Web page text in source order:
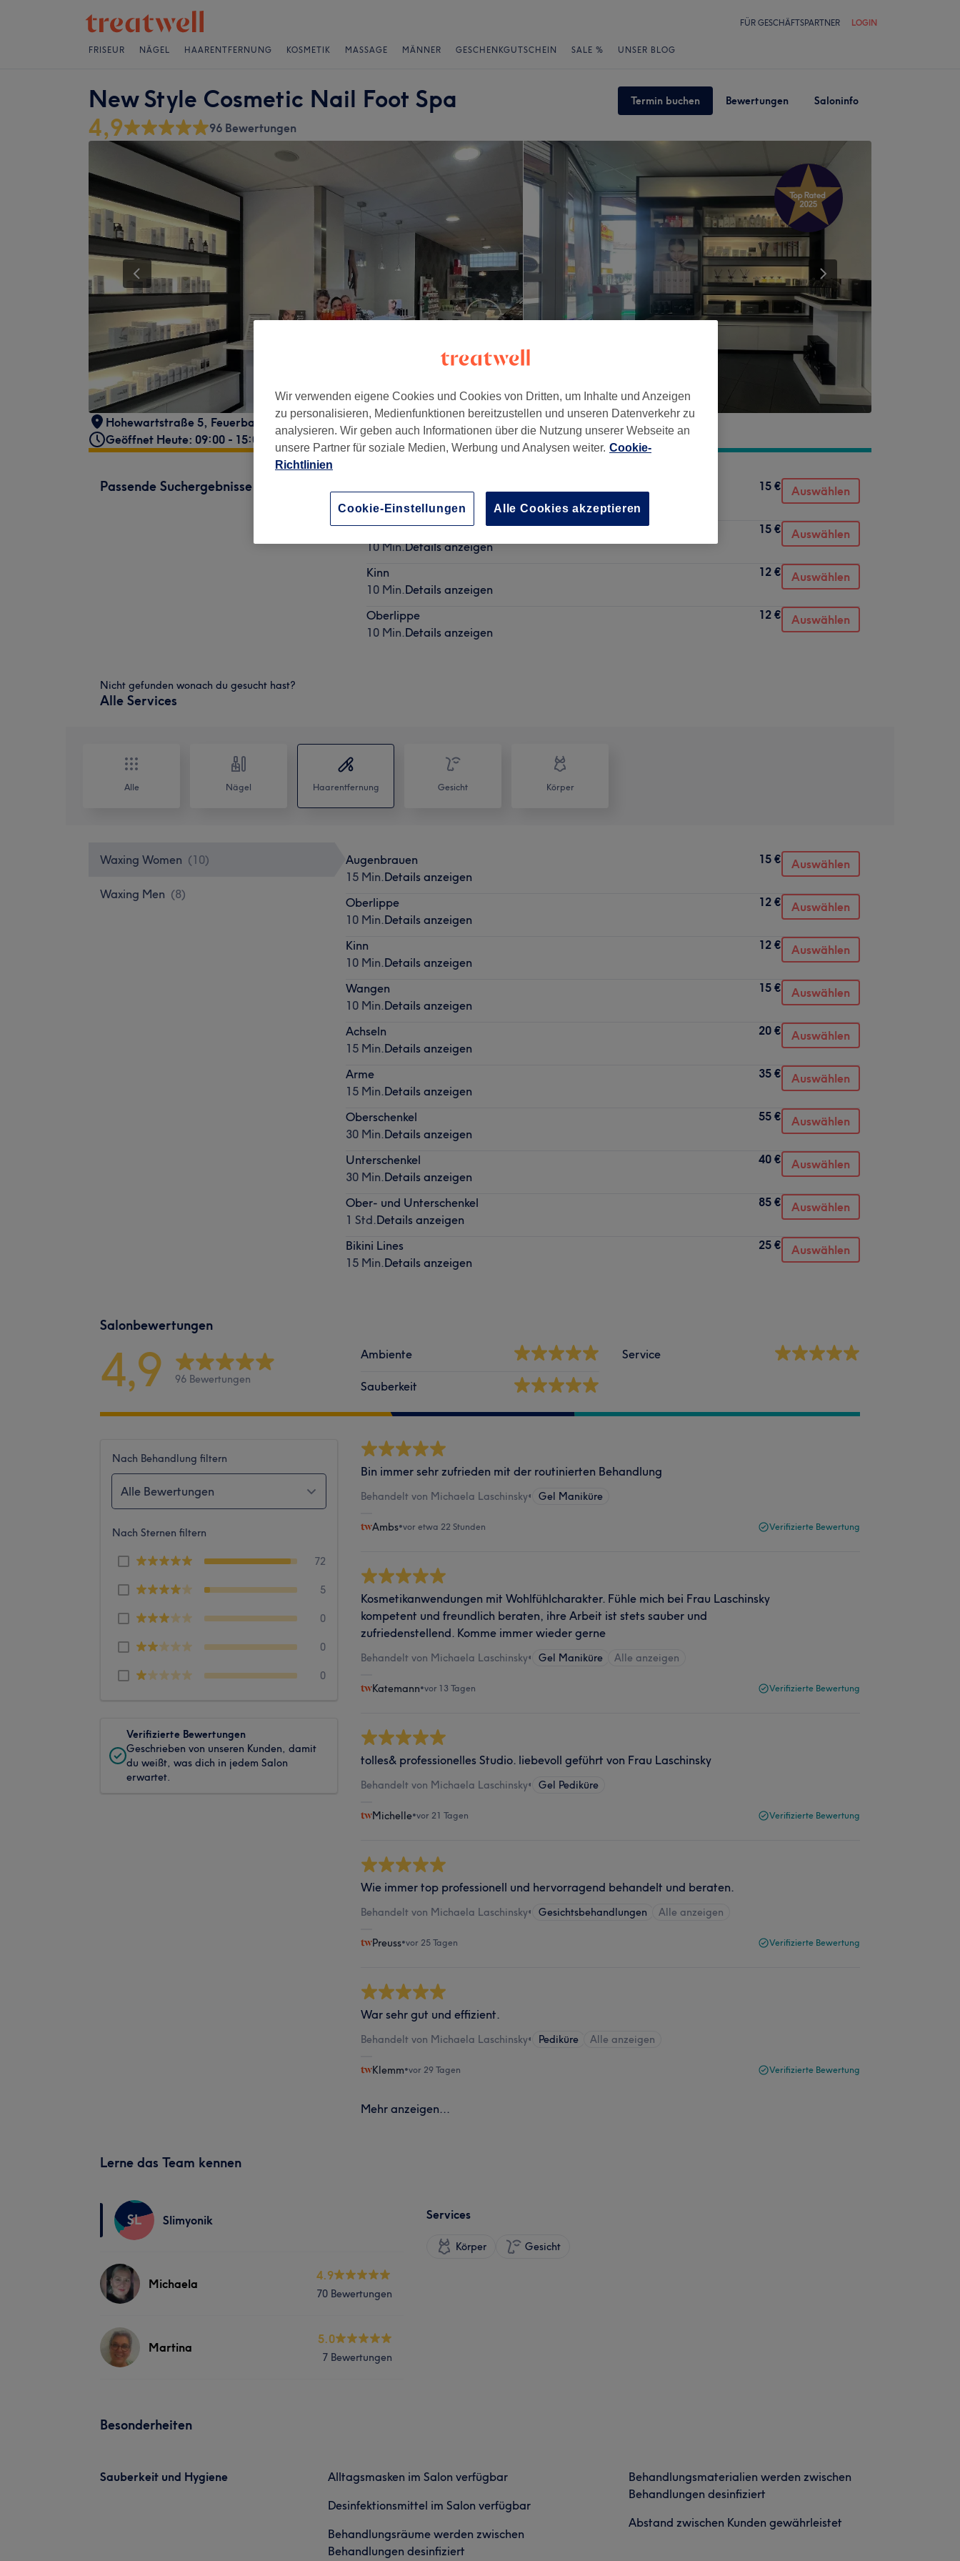
FÜR GESCHÄFTSPARTNER LOGIN
FRISEUR NÄGEL HAARENTFERNUNG KOSMETIK MASSAGE MÄNNER GESCHENKGUTSCHEIN SALE % UNSER BLOG
New Style Cosmetic Nail Foot Spa Termin buchen Bewertungen Saloninfo
4,9 96 Bewertungen
Hohewartstraße 5, Feuerbach Mitte, Stuttgart , 70469
Geöffnet Heute: 09:00 - 15:00
Passende Suchergebnisse
15 Min.Details anzeigen
15 € Auswählen
Wangen
10 Min.Details anzeigen
15 € Auswählen
Kinn
10 Min.Details anzeigen
12 € Auswählen
Oberlippe
10 Min.Details anzeigen
12 € Auswählen
Nicht gefunden wonach du gesucht hast?
Alle Services
Alle Nägel Haarentfernung Gesicht Körper
Waxing Women (10)
Waxing Men (8)
Augenbrauen
15 Min.Details anzeigen
15 € Auswählen
Oberlippe
10 Min.Details anzeigen
12 € Auswählen
Kinn
10 Min.Details anzeigen
12 € Auswählen
Wangen
10 Min.Details anzeigen
15 € Auswählen
Achseln
15 Min.Details anzeigen
20 € Auswählen
Arme
15 Min.Details anzeigen
35 € Auswählen
Oberschenkel
30 Min.Details anzeigen
55 € Auswählen
Unterschenkel
30 Min.Details anzeigen
40 € Auswählen
Ober- und Unterschenkel
1 Std.Details anzeigen
85 € Auswählen
Bikini Lines
15 Min.Details anzeigen
25 € Auswählen
Salonbewertungen
4,9 96 Bewertungen
Ambiente
Sauberkeit
Service
Nach Behandlung filtern
Alle Bewertungen
Nach Sternen filtern
72
5
0
0
0
Verifizierte Bewertungen
Geschrieben von unseren Kunden, damit
du weißt, was dich in jedem Salon
erwartet.
Bin immer sehr zufrieden mit der routinierten Behandlung
Behandelt von Michaela Laschinsky• Gel Maniküre
Ambs•vor etwa 22 Stunden Verifizierte Bewertung
Kosmetikanwendungen mit Wohlfühlcharakter. Fühle mich bei Frau Laschinsky
kompetent und freundlich beraten, ihre Arbeit ist stets sauber und
zufriedenstellend. Komme immer wieder gerne
Behandelt von Michaela Laschinsky• Gel Maniküre Alle anzeigen
Katemann•vor 13 Tagen Verifizierte Bewertung
tolles& professionelles Studio. liebevoll geführt von Frau Laschinsky
Behandelt von Michaela Laschinsky• Gel Pediküre
Michelle•vor 21 Tagen Verifizierte Bewertung
Wie immer top professionell und hervorragend behandelt und beraten.
Behandelt von Michaela Laschinsky• Gesichtsbehandlungen Alle anzeigen
Preuss•vor 25 Tagen Verifizierte Bewertung
War sehr gut und effizient.
Behandelt von Michaela Laschinsky• Pediküre Alle anzeigen
Klemm•vor 29 Tagen Verifizierte Bewertung
Mehr anzeigen...
Lerne das Team kennen
SL Slimyonik
Michaela
4.9
70 Bewertungen
Martina
5.0
7 Bewertungen
Services
Körper Gesicht
Besonderheiten
Sauberkeit und Hygiene
Alltagsmasken im Salon verfügbar
Desinfektionsmittel im Salon verfügbar
Behandlungsräume werden zwischen
Behandlungen desinfiziert
Behandlungsmaterialien werden zwischen
Behandlungen desinfiziert
Abstand zwischen Kunden gewährleistet
Wir verwenden eigene Cookies und Cookies von Dritten, um Inhalte und Anzeigen
zu personalisieren, Medienfunktionen bereitzustellen und unseren Datenverkehr zu
analysieren. Wir geben auch Informationen über die Nutzung unserer Webseite an
unsere Partner für soziale Medien, Werbung und Analysen weiter. Cookie-
Richtlinien
Cookie-Einstellungen Alle Cookies akzeptieren